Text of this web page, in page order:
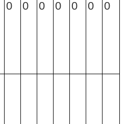
0 0 0 0 0 0 0